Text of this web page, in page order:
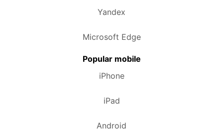
Yandex
Microsoft Edge
Popular mobile
iPhone
iPad
Android